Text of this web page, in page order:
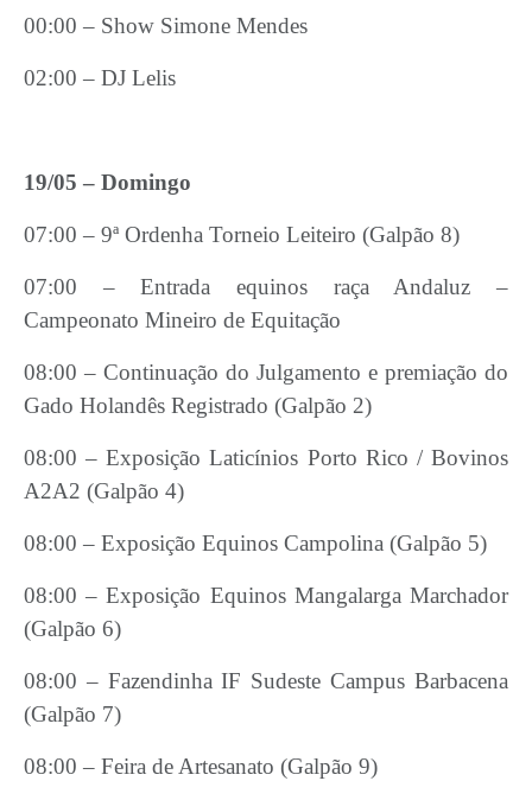
00:00 – Show Simone Mendes
02:00 – DJ Lelis
19/05 – Domingo
07:00 – 9ª Ordenha Torneio Leiteiro (Galpão 8)
07:00 – Entrada equinos raça Andaluz –
Campeonato Mineiro de Equitação
08:00 – Continuação do Julgamento e premiação do
Gado Holandês Registrado (Galpão 2)
08:00 – Exposição Laticínios Porto Rico / Bovinos
A2A2 (Galpão 4)
08:00 – Exposição Equinos Campolina (Galpão 5)
08:00 – Exposição Equinos Mangalarga Marchador
(Galpão 6)
08:00 – Fazendinha IF Sudeste Campus Barbacena
(Galpão 7)
08:00 – Feira de Artesanato (Galpão 9)